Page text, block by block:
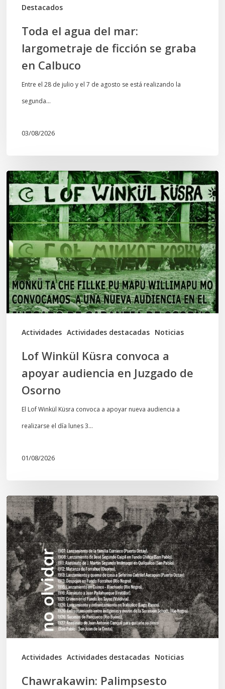
Destacados
Toda el agua del mar:
largometraje de ficción se graba
en Calbuco
Entre el 28 de julio y el 7 de agosto se está realizando la
segunda…
03/08/2026
Actividades Actividades destacadas Noticias
Lof
Winkül
Küsra
convoca
a
apoyar
audiencia
en
Juzgado
Lof Winkül Küsra convoca a
apoyar audiencia en Juzgado de
Osorno
El Lof Winkül Küsra convoca a apoyar nueva audiencia a
realizarse el día lunes 3…
01/08/2026
Actividades Actividades destacadas Noticias
Chawrakawin:
Palimpsesto
explora
a
través
del
arte
las
tensiones
documentales
Chawrakawin: Palimpsesto